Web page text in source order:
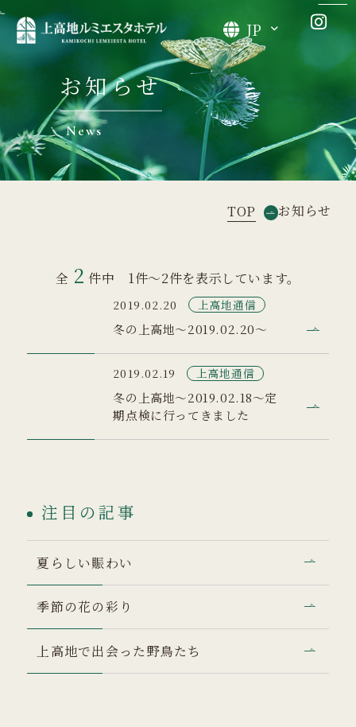
JP
お知らせ
News
TOP お知らせ
全 2 件中 1件～2件を表示しています。
2019.02.20 上高地通信
冬の上高地～2019.02.20～
2019.02.19 上高地通信
冬の上高地～2019.02.18～定
期点検に行ってきました
注目の記事
夏らしい賑わい
季節の花の彩り
上高地で出会った野鳥たち